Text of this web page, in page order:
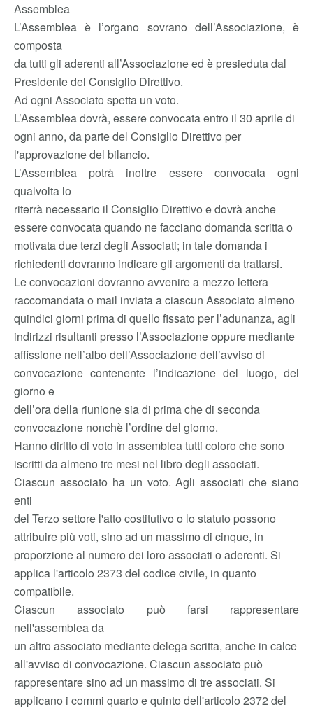
Assemblea
L’Assemblea è l’organo sovrano dell’Associazione, è
composta
da tutti gli aderenti all’Associazione ed è presieduta dal
Presidente del Consiglio Direttivo.
Ad ogni Associato spetta un voto.
L’Assemblea dovrà, essere convocata entro il 30 aprile di
ogni anno, da parte del Consiglio Direttivo per
l'approvazione del bilancio.
L’Assemblea potrà inoltre essere convocata ogni
qualvolta lo
riterrà necessario il Consiglio Direttivo e dovrà anche
essere convocata quando ne facciano domanda scritta o
motivata due terzi degli Associati; in tale domanda i
richiedenti dovranno indicare gli argomenti da trattarsi.
Le convocazioni dovranno avvenire a mezzo lettera
raccomandata o mail inviata a ciascun Associato almeno
quindici giorni prima di quello fissato per l’adunanza, agli
indirizzi risultanti presso l’Associazione oppure mediante
affissione nell’albo dell’Associazione dell’avviso di
convocazione contenente l’indicazione del luogo, del
giorno e
dell’ora della riunione sia di prima che di seconda
convocazione nonchè l’ordine del giorno.
Hanno diritto di voto in assemblea tutti coloro che sono
iscritti da almeno tre mesi nel libro degli associati.
Ciascun associato ha un voto. Agli associati che siano
enti
del Terzo settore l'atto costitutivo o lo statuto possono
attribuire più voti, sino ad un massimo di cinque, in
proporzione al numero dei loro associati o aderenti. Si
applica l'articolo 2373 del codice civile, in quanto
compatibile.
Ciascun associato può farsi rappresentare
nell'assemblea da
un altro associato mediante delega scritta, anche in calce
all'avviso di convocazione. Ciascun associato può
rappresentare sino ad un massimo di tre associati. Si
applicano i commi quarto e quinto dell'articolo 2372 del